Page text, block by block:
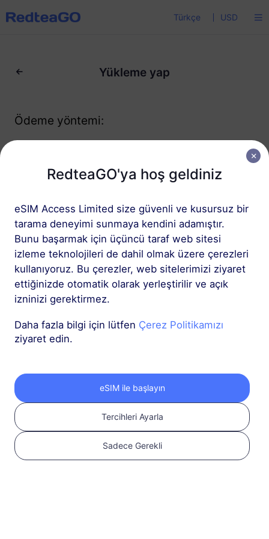
Türkçe USD
Yükleme yap
Ödeme yöntemi:
RedteaGO'ya hoş geldiniz
eSIM Access Limited size güvenli ve kusursuz bir
tarama deneyimi sunmaya kendini adamıştır.
Bunu başarmak için üçüncü taraf web sitesi
izleme teknolojileri de dahil olmak üzere çerezleri
kullanıyoruz. Bu çerezler, web sitelerimizi ziyaret
ettiğinizde otomatik olarak yerleştirilir ve açık
izninizi gerektirmez.
Daha fazla bilgi için lütfen Çerez Politikamızı
ziyaret edin.
eSIM ile başlayın
Tercihleri Ayarla
Sadece Gerekli